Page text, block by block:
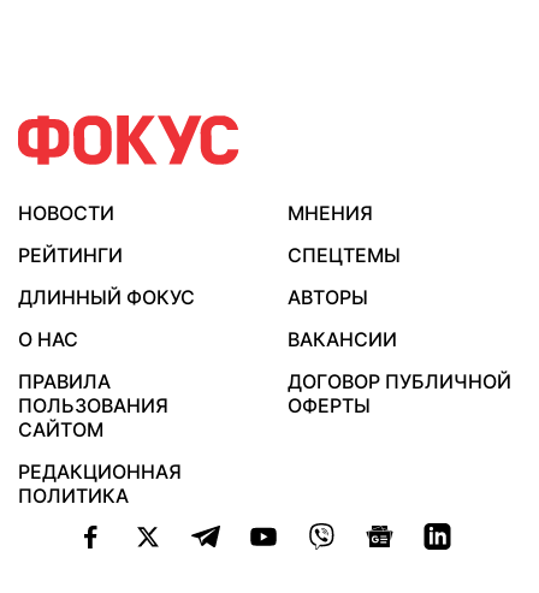
НОВОСТИ
МНЕНИЯ
РЕЙТИНГИ
СПЕЦТЕМЫ
ДЛИННЫЙ ФОКУС
АВТОРЫ
О НАС
ВАКАНСИИ
ПРАВИЛА
ПОЛЬЗОВАНИЯ
САЙТОМ
ДОГОВОР ПУБЛИЧНОЙ
ОФЕРТЫ
РЕДАКЦИОННАЯ
ПОЛИТИКА